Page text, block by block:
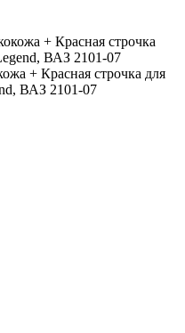
+ Красная строчка для
ВАЗ 2101-07